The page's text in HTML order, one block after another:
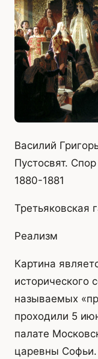
Василий
Пустосвят. Спор
1880-1881
Третьяковская
Реализм
Картина
исторического
называемых
проходили 5
палате
царевны Софьи.